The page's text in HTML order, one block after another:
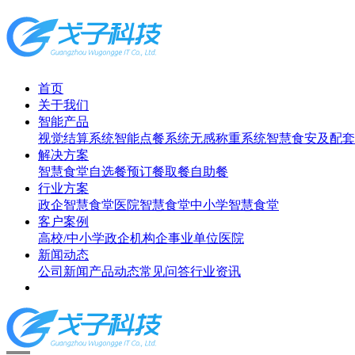
首页
关于我们
智能产品
视觉结算系统智能点餐系统无感称重系统智慧食安及配
解决方案
智慧食堂自选餐预订餐取餐自助餐
行业方案
政企智慧食堂医院智慧食堂中小学智慧食堂
客户案例
高校/中小学政企机构企事业单位医院
新闻动态
公司新闻产品动态常见问答行业资讯